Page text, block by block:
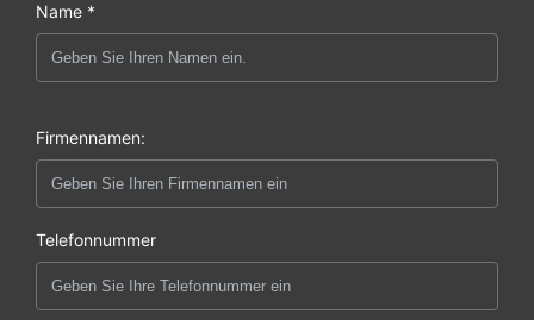
Name *
Firmennamen:
Telefonnummer